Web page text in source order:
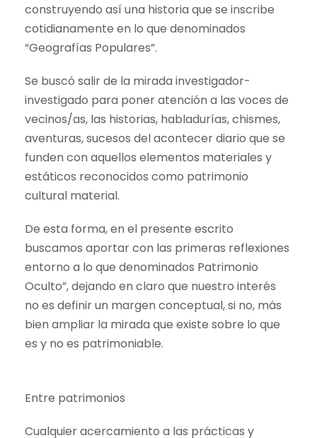
construyendo así una historia que se inscribe
cotidianamente en lo que denominados
“Geografías Populares”.
Se buscó salir de la mirada investigador-
investigado para poner atención a las voces de
vecinos/as, las historias, habladurías, chismes,
aventuras, sucesos del acontecer diario que se
funden con aquellos elementos materiales y
estáticos reconocidos como patrimonio
cultural material.
De esta forma, en el presente escrito
buscamos aportar con las primeras reflexiones
entorno a lo que denominados Patrimonio
Oculto”, dejando en claro que nuestro interés
no es definir un margen conceptual, si no, más
bien ampliar la mirada que existe sobre lo que
es y no es patrimoniable.
Entre patrimonios
Cualquier acercamiento a las prácticas y